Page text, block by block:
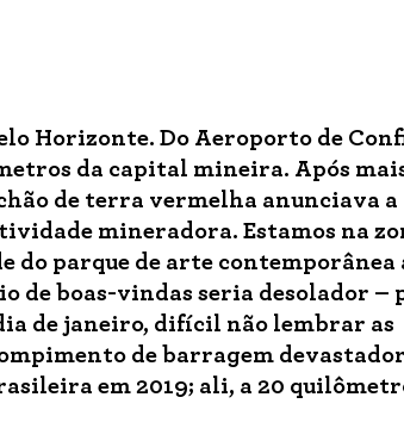
Horizonte. Do Aeroporto de
da capital mineira. Após
de terra vermelha anunciava a
mineradora. Estamos na
do parque de arte contemporânea
de boas-vindas seria desolador –
de janeiro, difícil não lembrar as
de barragem
em 2019; ali, a 20